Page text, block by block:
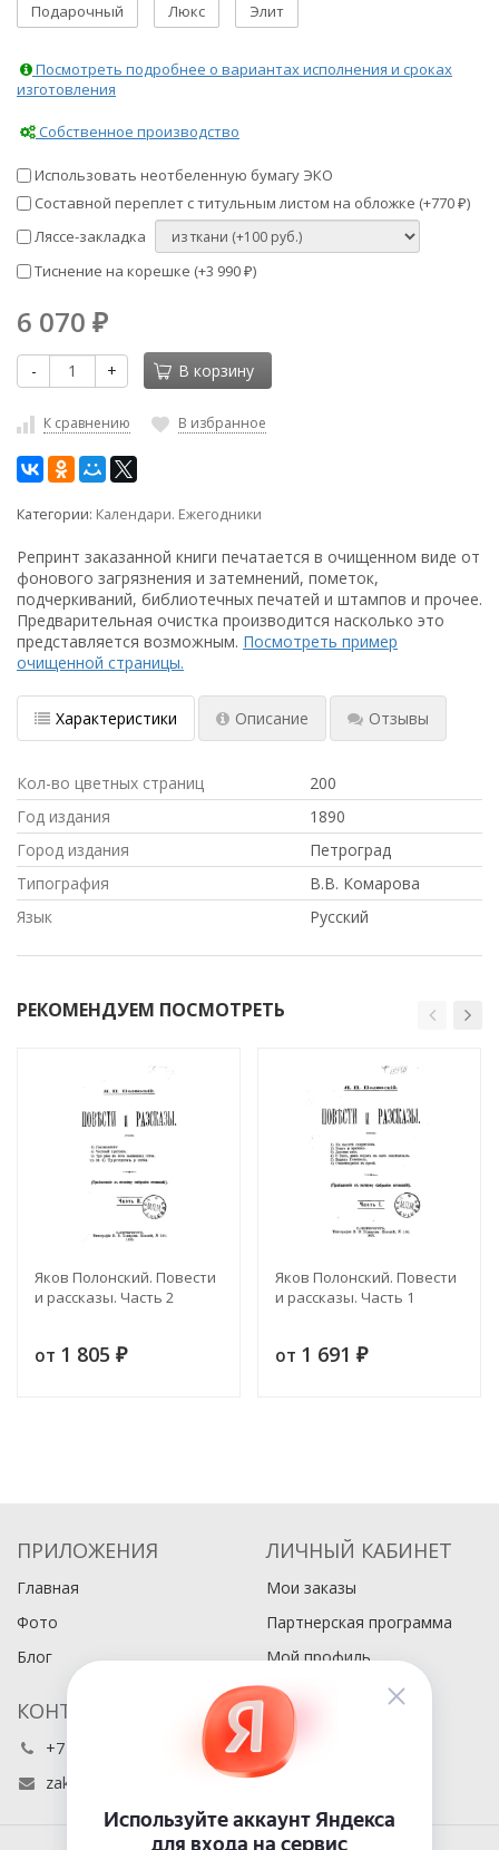
Подарочный Люкс Элит
Посмотреть подробнее о вариантах исполнения и сроках
изготовления
Собственное производство
Использовать неотбеленную бумагу ЭКО
Составной переплет с титульным листом на обложке (+770 ₽)
Ляссе-закладка
Тиснение на корешке (+3 990 ₽)
6 070 ₽
- + В корзину
К сравнению В избранное
Категории: Календари. Ежегодники
Репринт заказанной книги печатается в очищенном виде от
фонового загрязнения и затемнений, пометок,
подчеркиваний, библиотечных печатей и штампов и прочее.
Предварительная очистка производится насколько это
представляется возможным. Посмотреть пример
очищенной страницы.
Характеристики Описание Отзывы
Кол-во цветных страниц
200
Год издания
1890
Город издания
Петроград
Типография
В.В. Комарова
Язык
Русский
РЕКОМЕНДУЕМ ПОСМОТРЕТЬ
Яков Полонский. Повести
и рассказы. Часть 2
от 1 805 ₽
Яков Полонский. Повести
и рассказы. Часть 1
от 1 691 ₽
ПРИЛОЖЕНИЯ
Главная
Фото
Блог
ЛИЧНЫЙ КАБИНЕТ
Мои заказы
Партнерская программа
Мой профиль
КОНТАКТЫ
+7 (495) 486-80-76
zakaz@buyabook.ru